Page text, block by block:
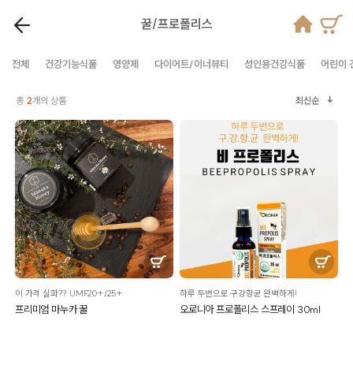
꿀/프로폴리스
전체 건강기능식품 영양제 다이어트/이너뷰티 성인용건강식품 어린이
총 2개의 상품 최신순
이 가격 실화?? UMF20+/25+
프리미엄 마누카 꿀
하루 두번으로 구강항균 완벽하게!
오로니아 프로폴리스 스프레이 30ml